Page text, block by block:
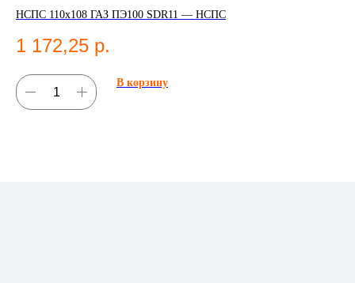
НСПС 110х108 ГАЗ ПЭ100 SDR11 — НСПС
1 172,25 р.
В корзину